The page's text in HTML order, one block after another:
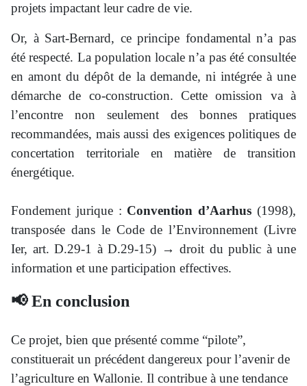
projets impactant leur cadre de vie.
Or, à Sart-Bernard, ce principe fondamental n’a pas
été respecté. La population locale n’a pas été consultée
en amont du dépôt de la demande, ni intégrée à une
démarche de co-construction. Cette omission va à
l’encontre non seulement des bonnes pratiques
recommandées, mais aussi des exigences politiques de
concertation territoriale en matière de transition
énergétique.
Fondement jurique : Convention d’Aarhus (1998),
transposée dans le Code de l’Environnement (Livre
Ier, art. D.29-1 à D.29-15) → droit du public à une
information et une participation effectives.
📢 En conclusion
Ce projet, bien que présenté comme “pilote”,
constituerait un précédent dangereux pour l’avenir de
l’agriculture en Wallonie. Il contribue à une tendance